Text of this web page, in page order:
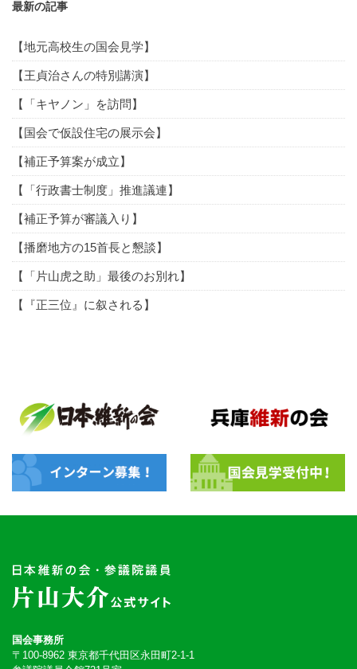
最新の記事
【地元高校生の国会見学】
【王貞治さんの特別講演】
【「キヤノン」を訪問】
【国会で仮設住宅の展示会】
【補正予算案が成立】
【「行政書士制度」推進議連】
【補正予算が審議入り】
【播磨地方の15首長と懇談】
【「片山虎之助」最後のお別れ】
【『正三位』に叙される】
国会事務所
〒100-8962 東京都千代田区永田町2-1-1